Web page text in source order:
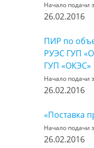
Начало подачи
26.02.2016
ПИР по
РУЭС ГУП
ГУП «ОКЭС»
Начало подачи
26.02.2016
«Поставка
Начало подачи
26.02.2016